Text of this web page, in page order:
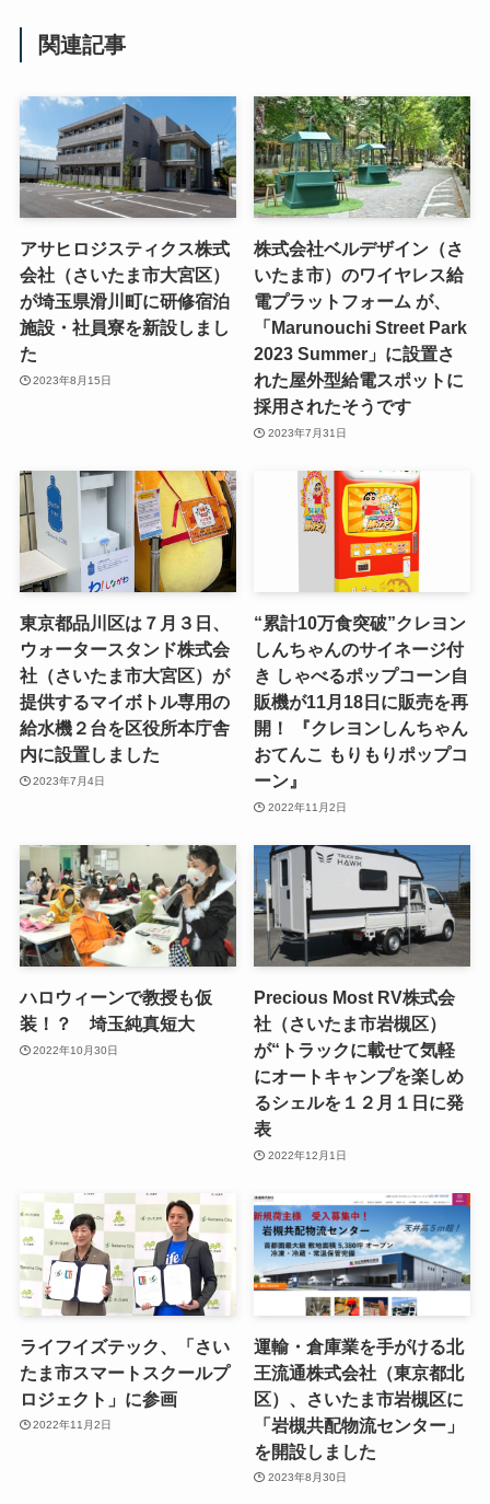
関連記事
アサヒロジスティクス株式
会社（さいたま市大宮区）
が埼玉県滑川町に研修宿泊
施設・社員寮を新設しまし
た
2023年8月15日
株式会社ベルデザイン（さ
いたま市）のワイヤレス給
電プラットフォーム が、
「Marunouchi Street Park
2023 Summer」に設置さ
れた屋外型給電スポットに
採用されたそうです
2023年7月31日
東京都品川区は７月３日、
ウォータースタンド株式会
社（さいたま市大宮区）が
提供するマイボトル専用の
給水機２台を区役所本庁舎
内に設置しました
2023年7月4日
“累計10万食突破”クレヨン
しんちゃんのサイネージ付
き しゃべるポップコーン自
販機が11月18日に販売を再
開！ 『クレヨンしんちゃん
おてんこ もりもりポップコ
ーン』
2022年11月2日
ハロウィーンで教授も仮
装！？ 埼玉純真短大
2022年10月30日
Precious Most RV株式会
社（さいたま市岩槻区）
が“トラックに載せて気軽
にオートキャンプを楽しめ
るシェルを１２月１日に発
表
2022年12月1日
ライフイズテック、「さい
たま市スマートスクールプ
ロジェクト」に参画
2022年11月2日
運輸・倉庫業を手がける北
王流通株式会社（東京都北
区）、さいたま市岩槻区に
「岩槻共配物流センター」
を開設しました
2023年8月30日